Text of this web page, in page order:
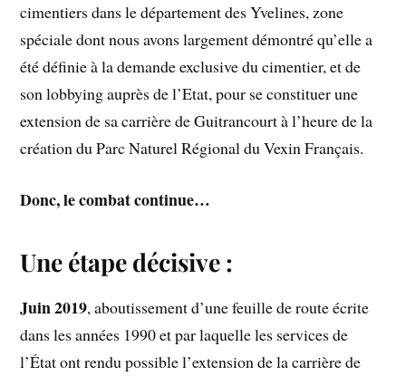
cimentiers dans le département des Yvelines, zone
spéciale dont nous avons largement démontré qu’elle a
été définie à la demande exclusive du cimentier, et de
son lobbying auprès de l’Etat, pour se constituer une
extension de sa carrière de Guitrancourt à l’heure de la
création du Parc Naturel Régional du Vexin Français.
Donc, le combat continue…
Une étape décisive :
Juin 2019, aboutissement d’une feuille de route écrite
dans les années 1990 et par laquelle les services de
l’État ont rendu possible l’extension de la carrière de